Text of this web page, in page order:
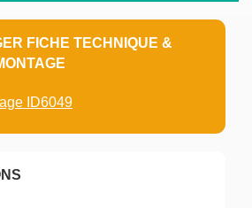
FICHE TECHNIQUE &
ID6049